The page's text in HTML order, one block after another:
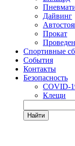
Дайвинг
Прокат
Спортивные
События
Контакты
Безопасность
COVID-
Клещи
Найти